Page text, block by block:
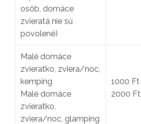
osôb, domáce
zvieratá nie sú
povolené)
Malé domáce
zvieratko, zviera/noc,
kemping
Malé domáce
zvieratko,
zviera/noc, glamping
1000 Ft
2000 Ft